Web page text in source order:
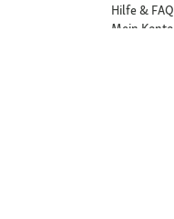
Hilfe & FAQ
Mein Konto